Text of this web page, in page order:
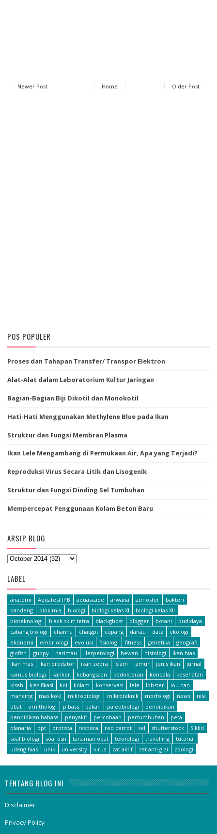
Newer Post Older Post
Home
POS POPULER
Proses dan Tahapan Transfer/ Transpor Elektron
Alat-Alat dalam Laboratorium Kultur Jaringan
Bagian-Bagian Biji Dikotil dan Monokotil
Hati-Hati Menggunakan Methylene Blue pada Ikan
Struktur dan Fungsi Membran Plasma
Ikan Lele Mengambang di Permukaan Air, Apa yang Terjadi?
Reproduksi Virus Secara Litik dan Lisogenik
Struktur dan Fungsi Dinding Sel Tumbuhan
Mempercepat Penggunaan Kolam Beton Baru
ARSIP BLOG
LABEL
anatomi Aquafest IPB aquascape arwana atmosfer
bakteri
bandeng
biokimia biologi biologi kelas XI
biologi kelas XII
bioteknologi
black skirt tetra blackghost blogger botani
budidaya
cabang biologi
channa chatgpt cupang danau datz
ekologi
ekonomi
embriologi evolusi fisiologi fitness genetika
geografi
glofish
guppy harimau Herpetologi hewan histologi
ikan hias
ikan mas
ikan predator ikan zebra islam jamur jenis ikan
jurnal
kamus biologi
kanker kebangsaan kedokteran kendala
kesehatan
kisah
klasifikasi koi kolam konservasi lele lobster
lou han
mancing
mas koki mikrobiologi mikroteknik morfologi news
nila
obat
ornithologi p bass pakan paleobiologi
pendidikan
pendidikan bahasa
penyakit percobaan pertumbuhan
peta
planaria
ppt protista rasbora red parrot sel shutterstock
Siklid
soal biologi
soal osn tanaman obat teknologi travelling
tutorial
udang hias
unik university virus zat aktif zat anti gizi zoologi
TENTANG BLOG INI
Disclaimer
Privacy Policy